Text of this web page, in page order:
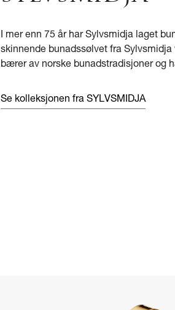
I mer enn 75 år har Sylvsmidja laget
skinnende bunadssølvet fra
bærer av norske bunadstradisjoner og
Se kolleksjonen fra SYLVSMIDJA